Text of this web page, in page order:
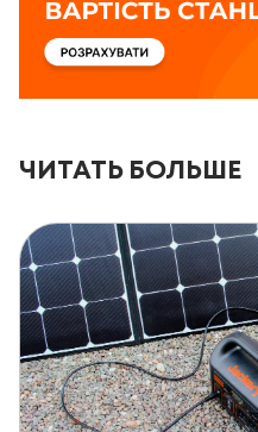
ЧИТАТЬ БОЛЬШЕ